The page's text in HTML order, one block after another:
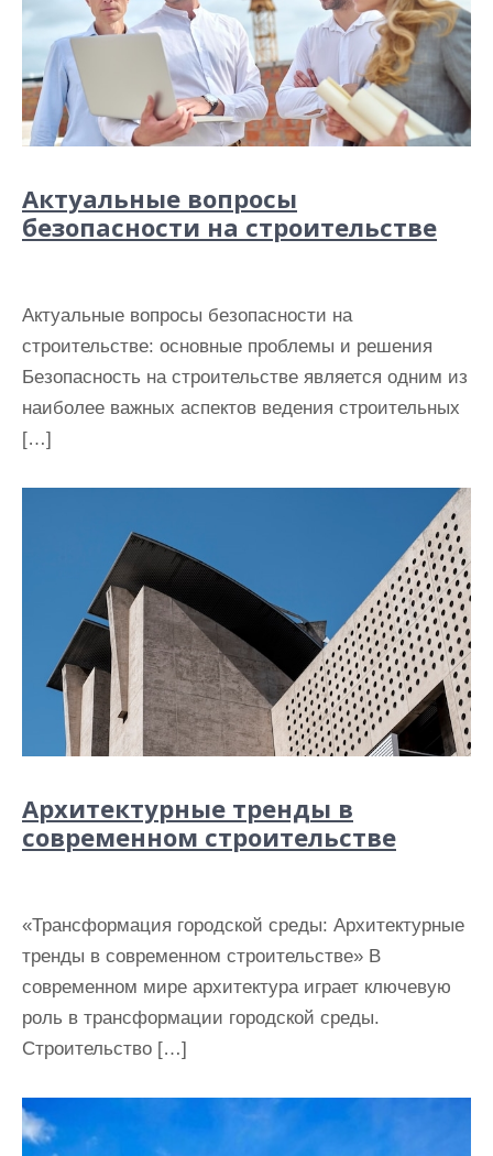
Актуальные вопросы
безопасности на строительстве
Актуальные вопросы безопасности на
строительстве: основные проблемы и решения
Безопасность на строительстве является одним из
наиболее важных аспектов ведения строительных
[…]
Архитектурные тренды в
современном строительстве
«Трансформация городской среды: Архитектурные
тренды в современном строительстве» В
современном мире архитектура играет ключевую
роль в трансформации городской среды.
Строительство […]